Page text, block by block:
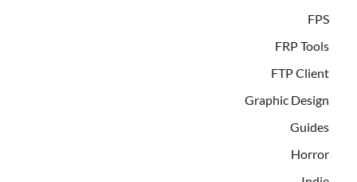
FPS
FRP Tools
FTP Client
Graphic Design
Guides
Horror